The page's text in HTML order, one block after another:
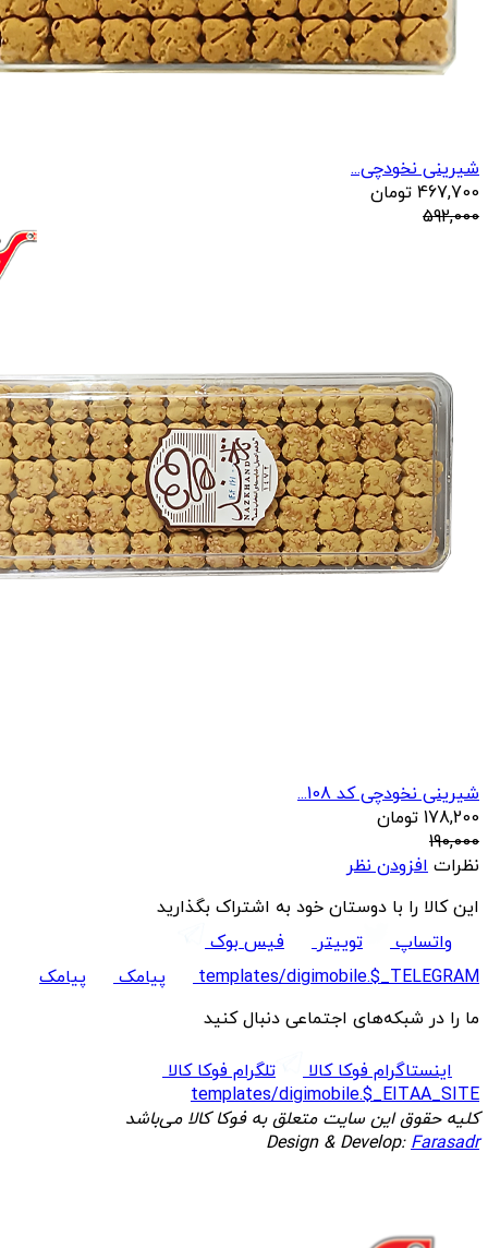
شیرینی نخودچی...
467,700 تومان
592,000
شیرینی نخودچی کد 108...
178,200 تومان
190,000
نظرات افزودن نظر
این کالا را با دوستان خود به اشتراک بگذارید
واتساپ
توییتر
فیس بوک
templates/digimobile.$_TELEGRAM
پیامک
پیامک
ما را در شبکه‌های اجتماعی دنبال کنید
اینستاگرام فوکا کالا
تلگرام فوکا کالا
templates/digimobile.$_EITAA_SITE
کلیه حقوق این سایت متعلق به فوکا کالا می‌باشد
Design & Develop:Farasadr